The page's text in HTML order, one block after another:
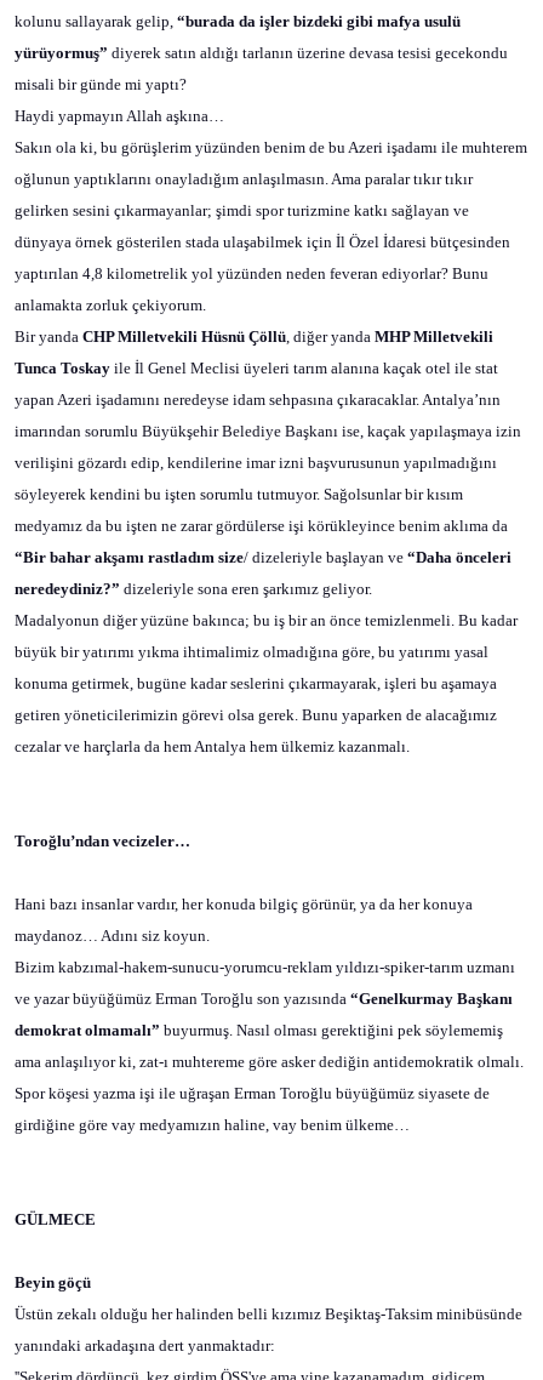
kolunu sallayarak gelip, “burada da işler bizdeki gibi mafya usulü
yürüyormuş” diyerek satın aldığı tarlanın üzerine devasa tesisi gecekondu
misali bir günde mi yaptı?
Haydi yapmayın Allah aşkına…
Sakın ola ki, bu görüşlerim yüzünden benim de bu Azeri işadamı ile muhterem
oğlunun yaptıklarını onayladığım anlaşılmasın. Ama paralar tıkır tıkır
gelirken sesini çıkarmayanlar; şimdi spor turizmine katkı sağlayan ve
dünyaya örnek gösterilen stada ulaşabilmek için İl Özel İdaresi bütçesinden
yaptırılan 4,8 kilometrelik yol yüzünden neden feveran ediyorlar? Bunu
anlamakta zorluk çekiyorum.
Bir yanda CHP Milletvekili Hüsnü Çöllü, diğer yanda MHP Milletvekili
Tunca Toskay ile İl Genel Meclisi üyeleri tarım alanına kaçak otel ile stat
yapan Azeri işadamını neredeyse idam sehpasına çıkaracaklar. Antalya’nın
imarından sorumlu Büyükşehir Belediye Başkanı ise, kaçak yapılaşmaya izin
verilişini gözardı edip, kendilerine imar izni başvurusunun yapılmadığını
söyleyerek kendini bu işten sorumlu tutmuyor. Sağolsunlar bir kısım
medyamız da bu işten ne zarar gördülerse işi körükleyince benim aklıma da
“Bir bahar akşamı rastladım size/ dizeleriyle başlayan ve “Daha önceleri
neredeydiniz?” dizeleriyle sona eren şarkımız geliyor.
Madalyonun diğer yüzüne bakınca; bu iş bir an önce temizlenmeli. Bu kadar
büyük bir yatırımı yıkma ihtimalimiz olmadığına göre, bu yatırımı yasal
konuma getirmek, bugüne kadar seslerini çıkarmayarak, işleri bu aşamaya
getiren yöneticilerimizin görevi olsa gerek. Bunu yaparken de alacağımız
cezalar ve harçlarla da hem Antalya hem ülkemiz kazanmalı.
Toroğlu’ndan vecizeler…
Hani bazı insanlar vardır, her konuda bilgiç görünür, ya da her konuya
maydanoz… Adını siz koyun.
Bizim kabzımal-hakem-sunucu-yorumcu-reklam yıldızı-spiker-tarım uzmanı
ve yazar büyüğümüz Erman Toroğlu son yazısında “Genelkurmay Başkanı
demokrat olmamalı” buyurmuş. Nasıl olması gerektiğini pek söylememiş
ama anlaşılıyor ki, zat-ı muhtereme göre asker dediğin antidemokratik olmalı.
Spor köşesi yazma işi ile uğraşan Erman Toroğlu büyüğümüz siyasete de
girdiğine göre vay medyamızın haline, vay benim ülkeme…
GÜLMECE
Beyin göçü
Üstün zekalı olduğu her halinden belli kızımız Beşiktaş-Taksim minibüsünde
yanındaki arkadaşına dert yanmaktadır: